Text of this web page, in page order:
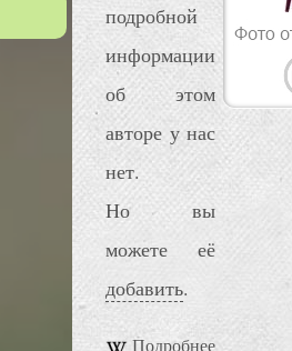
подробной
информации
об этом
авторе у нас
нет.
Но вы
можете её
добавить.
Подробнее